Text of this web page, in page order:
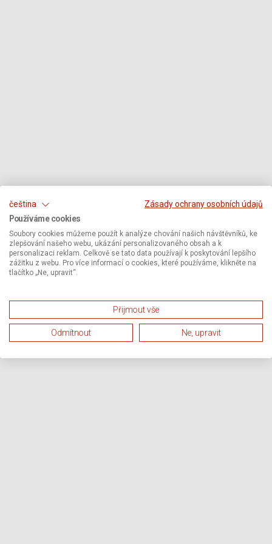
čeština
Zásady ochrany osobních údajů
Používáme cookies
Soubory cookies můžeme použít k analýze chování našich návštěvníků, ke
zlepšování našeho webu, ukázání personalizovaného obsah a k
personalizaci reklam. Celkově se tato data používají k poskytování lepšího
zážitku z webu. Pro více informací o cookies, které používáme, klikněte na
tlačítko „Ne, upravit“.
Přijmout vše
Odmítnout Ne, upravit